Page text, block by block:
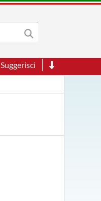
Suggerisci